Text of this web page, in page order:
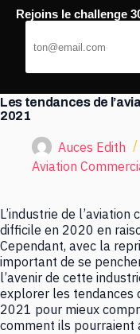
Passer
Les tendances de
2021
Auces Edith
Aviation
L’industrie de
difficile en 2020 en
Cependant, avec la
important de se
l’avenir de cette
explorer les tendances
2021 pour mieux
comment ils pourraient
Rejoins le challenge